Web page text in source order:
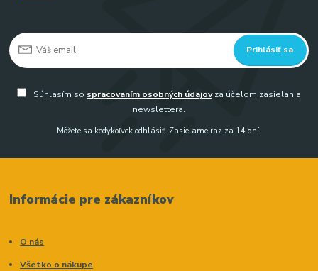
Prihlásiť sa
Súhlasím so spracovaním osobných údajovza účelom zasielania
newslettera.
Môžete sa kedykoľvek odhlásiť. Zasielame raz za 14 dní.
Informácie pre zákazníkov
O nás
Všetko o nákupe